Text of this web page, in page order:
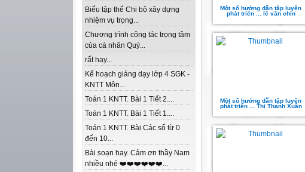
Biểu tập thể Chi bộ xây dựng
nhiệm vụ trọng...
Chương trình công tác trọng tâm
của cá nhân Quý...
rất hay...
Kế hoạch giảng dạy lớp 4 SGK -
KNTT Môn...
Toán 1 KNTT. Bài 1 Tiết 2....
Toán 1 KNTT. Bài 1 Tiết 1....
Toán 1 KNTT. Bài Các số từ 0
đến 10...
Bài soạn hay. Cảm ơn thầy Nam
nhiều nhé ❤️❤️❤️❤️❤️❤️...
Một số hướng dẫn tập luyện
phát triển ... lê văn chín
Một số hướng dẫn tập luyện
phát triển ... Thị Thanh Xuân